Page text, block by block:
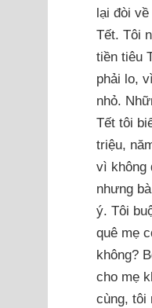
lại đòi
Tết. Tôi
tiền tiêu
phải lo,
nhỏ.
Tết tôi
triệu,
vì không
nhưng
ý. Tôi
quê mẹ
không?
cho mẹ
cùng, tôi